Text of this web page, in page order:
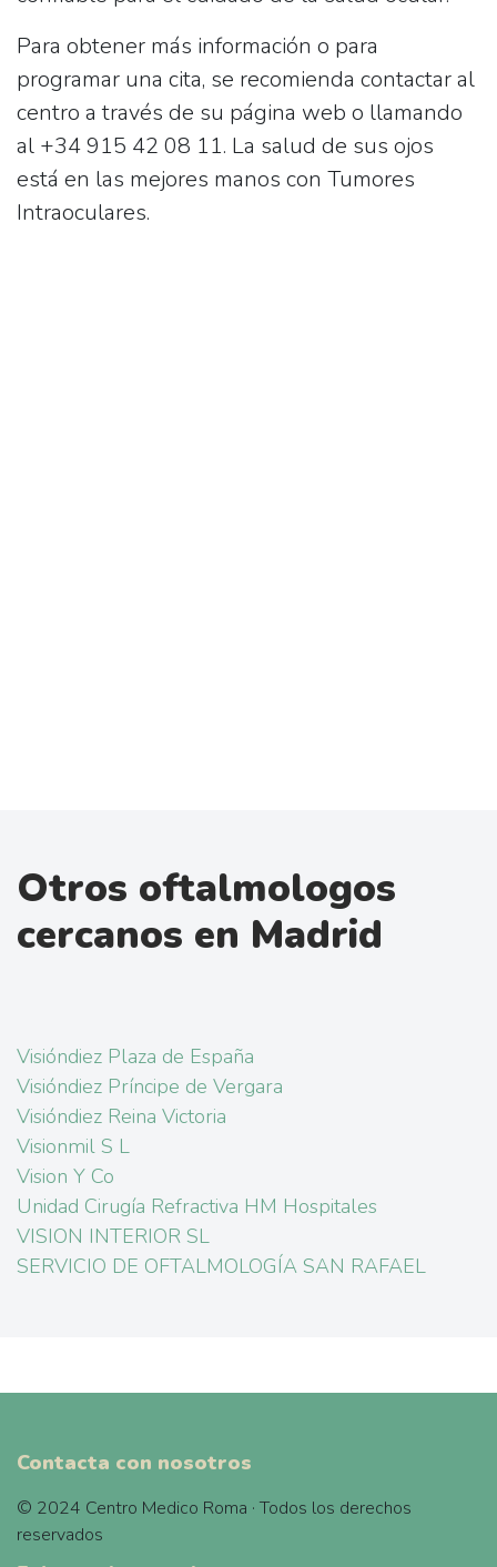
Para obtener más información o para
programar una cita, se recomienda contactar al
centro a través de su página web o llamando
al +34 915 42 08 11. La salud de sus ojos
está en las mejores manos con Tumores
Intraoculares.
Otros oftalmologos
cercanos en Madrid
Visióndiez Plaza de España
Visióndiez Príncipe de Vergara
Visióndiez Reina Victoria
Visionmil S L
Vision Y Co
Unidad Cirugía Refractiva HM Hospitales
VISION INTERIOR SL
SERVICIO DE OFTALMOLOGÍA SAN RAFAEL
Contacta con nosotros
© 2024 Centro Medico Roma · Todos los derechos
reservados